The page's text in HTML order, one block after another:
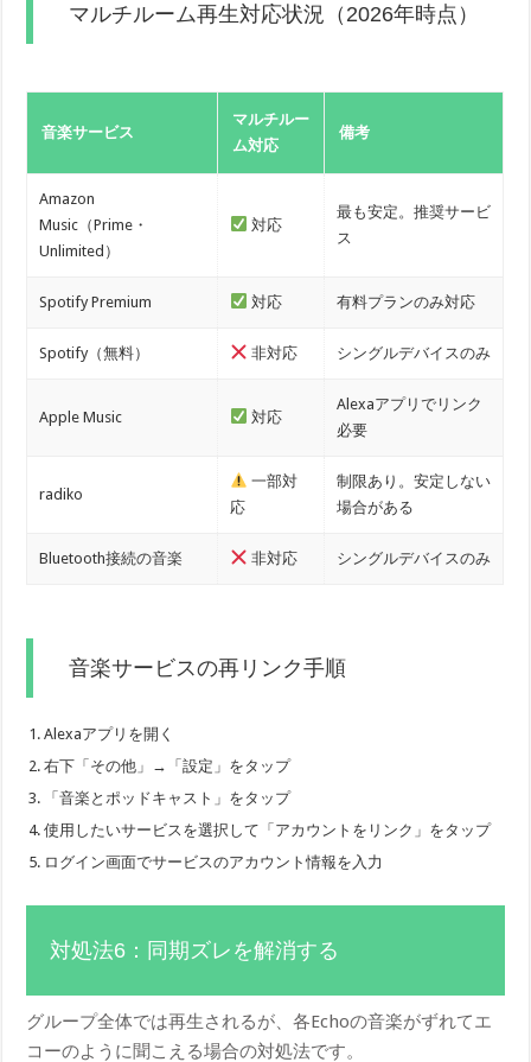
マルチルーム再生対応状況（2026年時点）
音楽サービス
マルチルー
ム対応
備考
Amazon
Music（Prime・
Unlimited）
対応
最も安定。推奨サービ
ス
Spotify Premium 対応 有料プランのみ対応
Spotify（無料） 非対応 シングルデバイスのみ
Apple Music 対応
Alexaアプリでリンク
必要
radiko
一部対
応
制限あり。安定しない
場合がある
Bluetooth接続の音楽 非対応 シングルデバイスのみ
音楽サービスの再リンク手順
Alexaアプリを開く
右下「その他」→「設定」をタップ
「音楽とポッドキャスト」をタップ
使用したいサービスを選択して「アカウントをリンク」をタップ
ログイン画面でサービスのアカウント情報を入力
対処法6：同期ズレを解消する
グループ全体では再生されるが、各Echoの音楽がずれてエ
コーのように聞こえる場合の対処法です。